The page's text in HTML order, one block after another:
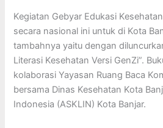
Kegiatan Gebyar Edukasi
secara nasional ini untuk di Kota
tambahnya yaitu dengan
Literasi Kesehatan Versi GenZi”.
kolaborasi Yayasan Ruang Baca
bersama Dinas Kesehatan Kota
Indonesia (ASKLIN) Kota Banjar.